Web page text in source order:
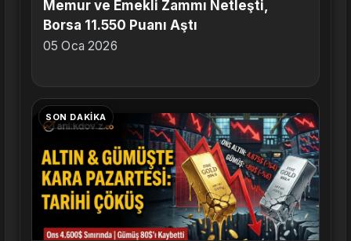
Memur ve Emekli Zammı Netleşti,
Borsa 11.550 Puanı Aştı
05 Oca 2026
SON DAKIKA